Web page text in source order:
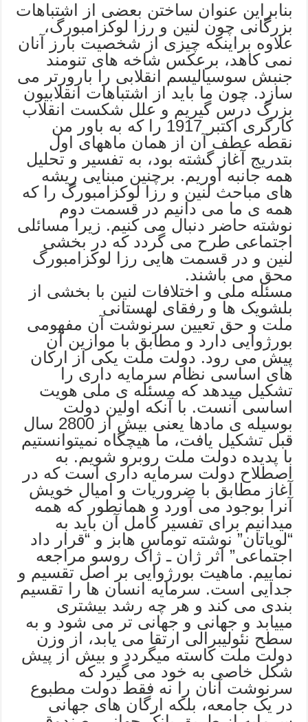
بنابراین عنوان ساختن بعضی از اشتباهات
بزرگانی چون لنین و رزا لوکزامبورگ،
علاوه براینکه چیزی از شخصیت بارز آنان
نمی کاهد، برعکس شاخه های تنومند
جنبش سوسیالیسم انقلابی را بارورتر می
سازد. چون ما باید از اشتباهات انقلابیون
بزرگ درس گیریم و علل شکست انقلاب
کارگری اکتبر 1917 را که به باور من
نقطه عطف آن از همان ماههای اول
بتدریج آغاز گشته بود، به تفسیر و تحلیل
همه جانبه آوریم. برچنین مبنایی ریشه
های مباحث لنین و رزا لوکزامبورگ را که
همه ی ما می دانیم در قسمت دوم
نوشته حاضر دنبال می کنیم. زیرا مسائلی
اجتماعی طرح می گردد که در بخشی
لنین و در قسمت هایی رزا لوکزامبورگ
محق می باشند.
مسئله ملی و اختلافات لنین با بخشی از
بلشویک ها و رفقای لهستانی
ملت و حق تعیین سرنوشت آن مفهومی
بورژوایی دارد و مطابق با موازین آن
پیش می رود. دولت ملت یکی از ارکان
های اساسی نظام سرمایه داری را
تشکیل میدهد که مسئله ی ملی هویت
اساسی آنست. با آنکه اولین دولت
بوسیله ی مادها یعنی بیش از 2800 سال
قبل تشکیل یافت، ما هیچگاه نمیتوانستیم
با پدیده دولت ملت روبرو شویم. به
اصطلاح دولت سرمایه داری است که در
آغاز مطابق با ضروریات و امیال خویش
آنرا بوجود می آورد و همانطور که همه
میدانیم برای تفسیر کامل آن باید به
“لویاتان” نوشته توماس هابز و “قرار داد
اجتماعی” اثر ژان ـ ژاک روسو مراجعه
نماییم. ماهیت بورژوایی بر اصل تقسیم و
جدایی است. سرمایه انسان ها را تقسیم
بندی می کند و هر چه رشد بیشتری
مییابد و جهانی و جهانی تر می شود و به
سطح نئولیبرالی ارتقا می یابد، از وزن
دولت ملت کاسته میگردد و بیش از پیش
شکل خاصی به خود می گیرد که
سرنوشت آنان را نه فقط دولت مطبوع
در یک جامعه، بلکه ارگان های جهانی